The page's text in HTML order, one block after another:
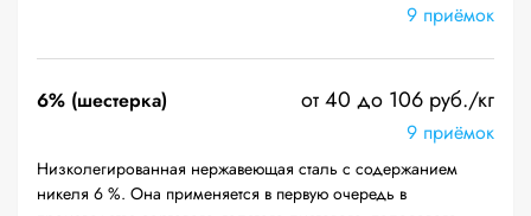
9 приёмок
6% (шестерка) от 40 до 106 руб./кг
9 приёмок
Низколегированная нержавеющая сталь с содержанием
никеля 6 %. Она применяется в первую очередь в